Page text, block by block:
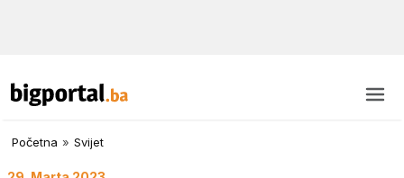
Početna » Svijet